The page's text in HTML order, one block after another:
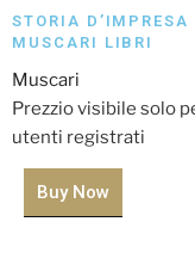
STORIA D’IMPRESA
MUSCARI LIBRI
Muscari
Prezzio visibile solo
utenti registrati
Buy Now